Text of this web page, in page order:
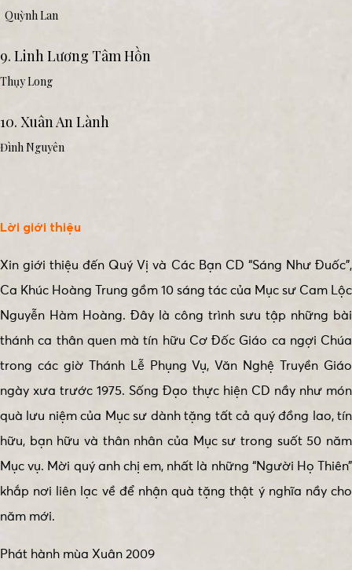
Quỳnh Lan
9. Linh Lương Tâm Hồn
Thụy Long
10. Xuân An Lành
Đình Nguyên
Lời giới thiệu
Xin giới thiệu đến Quý Vị và Các Bạn CD “Sáng Như Đuốc”,
Ca Khúc Hoàng Trung gồm 10 sáng tác của Mục sư Cam Lộc
Nguyễn Hàm Hoàng. Đây là công trình sưu tập những bài
thánh ca thân quen mà tín hữu Cơ Đốc Giáo ca ngợi Chúa
trong các giờ Thánh Lễ Phụng Vụ, Văn Nghệ Truyền Giáo
ngày xưa trước 1975. Sống Đạo thực hiện CD nầy như món
quà lưu niệm của Mục sư dành tặng tất cả quý đồng lao, tín
hữu, bạn hữu và thân nhân của Mục sư trong suốt 50 năm
Mục vụ. Mời quý anh chị em, nhất là những “Người Họ Thiên”
khắp nơi liên lạc về để nhận quà tặng thật ý nghĩa nầy cho
năm mới.
Phát hành mùa Xuân 2009